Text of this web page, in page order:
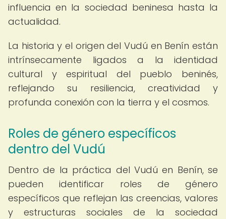
influencia en la sociedad beninesa hasta la
actualidad.
La historia y el origen del Vudú en Benín están
intrínsecamente ligados a la identidad
cultural y espiritual del pueblo beninés,
reflejando su resiliencia, creatividad y
profunda conexión con la tierra y el cosmos.
Roles de género específicos
dentro del Vudú
Dentro de la práctica del Vudú en Benín, se
pueden identificar roles de género
específicos que reflejan las creencias, valores
y estructuras sociales de la sociedad